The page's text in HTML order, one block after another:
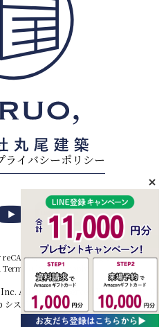
ライバシーポリシー
and the Google
Terms of Service
All rights reserved.Produced by
システム